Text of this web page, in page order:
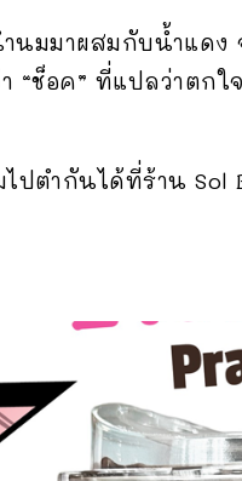
นมมาผสมกับน้ำแด
“ช็อค” ที่แปลว่าตก
ปตำกันได้ที่ร้าน